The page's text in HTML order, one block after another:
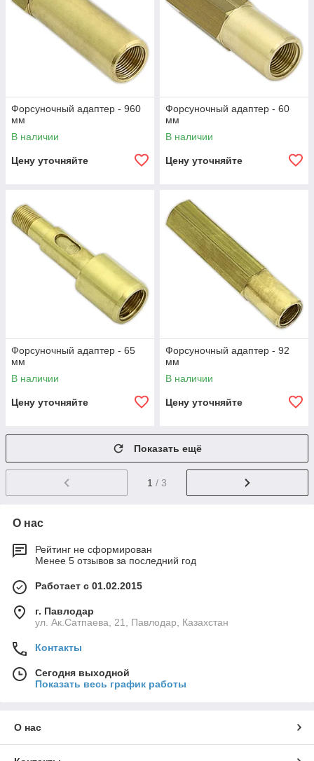
Форсуночный адаптер - 960
мм
В наличии
Цену уточняйте
Форсуночный адаптер - 60
мм
В наличии
Цену уточняйте
Форсуночный адаптер - 65
мм
В наличии
Цену уточняйте
Форсуночный адаптер - 92
мм
В наличии
Цену уточняйте
Показать ещё
1 / 3
О нас
Рейтинг не сформирован
Менее 5 отзывов за последний год
Работает с 01.02.2015
г. Павлодар
ул. Ак.Сатпаева, 21, Павлодар, Казахстан
Контакты
Сегодня выходной
Показать весь график работы
О нас